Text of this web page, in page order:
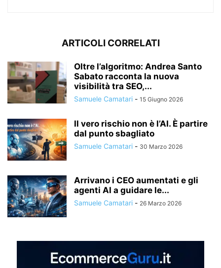
ARTICOLI CORRELATI
Oltre l’algoritmo: Andrea Santo
Sabato racconta la nuova
visibilità tra SEO,...
Samuele Camatari - 15 Giugno 2026
Il vero rischio non è l’AI. È partire
dal punto sbagliato
Samuele Camatari - 30 Marzo 2026
Arrivano i CEO aumentati e gli
agenti AI a guidare le...
Samuele Camatari - 26 Marzo 2026